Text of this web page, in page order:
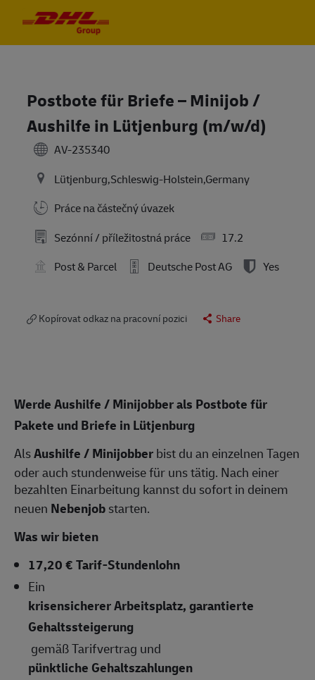
Postbote für Briefe – Minijob /
Aushilfe in Lütjenburg (m/w/d)
AV-235340
Lütjenburg,Schleswig-Holstein,Germany
Práce na částečný úvazek
Sezónní / příležitostná práce
17.2
Post & Parcel
Deutsche Post AG Yes
Kopírovat odkaz na pracovní pozici Share
Werde Aushilfe / Minijobber als Postbote für
Pakete und Briefe in Lütjenburg
AlsAushilfe / Minijobberbist du an einzelnen Tagen
oder auch stundenweise für uns tätig. Nach einer
bezahlten Einarbeitung kannst du sofort in deinem
neuen Nebenjobstarten.
Was wir bieten
17,20 € Tarif-Stundenlohn
Ein
krisensicherer Arbeitsplatz, garantierte
Gehaltssteigerung
gemäß Tarifvertrag und
pünktliche Gehaltszahlungen